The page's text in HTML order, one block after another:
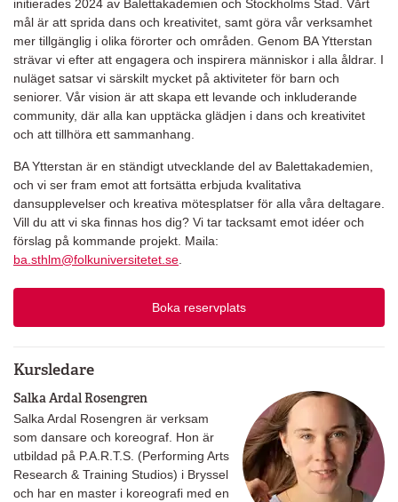
initierades 2024 av Balettakademien och Stockholms Stad. Vårt
mål är att sprida dans och kreativitet, samt göra vår verksamhet
mer tillgänglig i olika förorter och områden. Genom BA Ytterstan
strävar vi efter att engagera och inspirera människor i alla åldrar. I
nuläget satsar vi särskilt mycket på aktiviteter för barn och
seniorer. Vår vision är att skapa ett levande och inkluderande
community, där alla kan upptäcka glädjen i dans och kreativitet
och att tillhöra ett sammanhang.
BA Ytterstan är en ständigt utvecklande del av Balettakademien,
och vi ser fram emot att fortsätta erbjuda kvalitativa
dansupplevelser och kreativa mötesplatser för alla våra deltagare.
Vill du att vi ska finnas hos dig? Vi tar tacksamt emot idéer och
förslag på kommande projekt. Maila:
ba.sthlm@folkuniversitetet.se
Boka reservplats
Kursledare
Salka Ardal Rosengren
Salka Ardal Rosengren är verksam
som dansare och koreograf. Hon är
utbildad på P.A.R.T.S. (Performing Arts
Research & Training Studios) i Bryssel
och har en master i koreografi med en